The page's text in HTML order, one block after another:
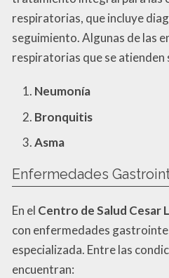
respiratorias, que incluye
seguimiento. Algunas de las
respiratorias que se atienden
Neumonía
Bronquitis
Asma
Enfermedades
En el Centro de Salud Cesar
con enfermedades
especializada. Entre las
encuentran: